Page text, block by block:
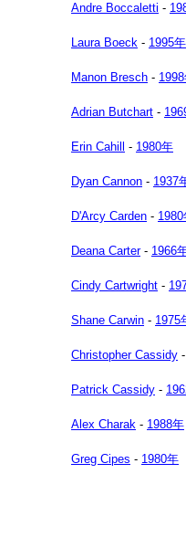
Andre Boccaletti -
Laura Boeck - 1995年
Manon Bresch -
Adrian Butchart -
Erin Cahill - 1980年
Dyan Cannon - 1937
D'Arcy Carden - 1980
Deana Carter- 1966
Cindy Cartwright -
Shane Carwin - 1975
Christopher Cassidy -
Patrick Cassidy -
Alex Charak - 1988年
Greg Cipes - 1980年